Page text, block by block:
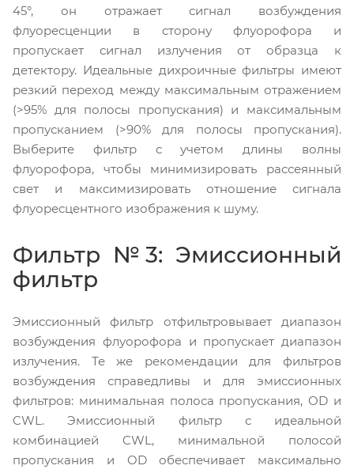
45°, он отражает сигнал возбуждения
флуоресценции в сторону флуорофора и
пропускает сигнал излучения от образца к
детектору. Идеальные дихроичные фильтры имеют
резкий переход между максимальным отражением
(>95% для полосы пропускания) и максимальным
пропусканием (>90% для полосы пропускания).
Выберите фильтр с учетом длины волны
флуорофора, чтобы минимизировать рассеянный
свет и максимизировать отношение сигнала
флуоресцентного изображения к шуму.
Фильтр №3: Эмиссионный
фильтр
Эмиссионный фильтр отфильтровывает диапазон
возбуждения флуорофора и пропускает диапазон
излучения. Те же рекомендации для фильтров
возбуждения справедливы и для эмиссионных
фильтров: минимальная полоса пропускания, OD и
CWL. Эмиссионный фильтр с идеальной
комбинацией CWL, минимальной полосой
пропускания и OD обеспечивает максимально